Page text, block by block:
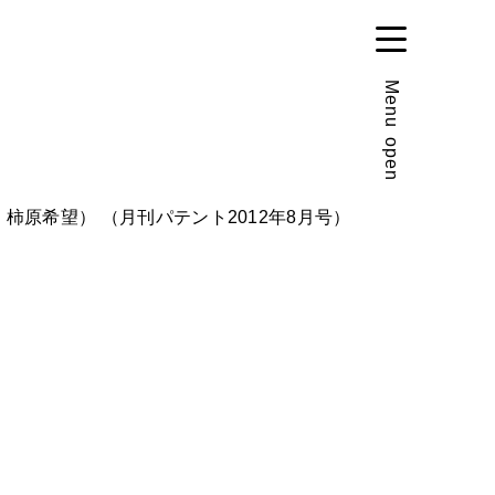
Menu
open
原希望） （月刊パテント2012年8月号）